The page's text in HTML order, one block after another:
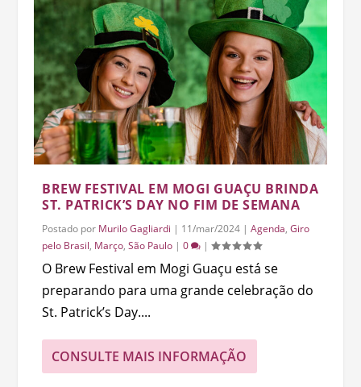
BREW FESTIVAL EM MOGI GUAÇU BRINDA
ST. PATRICK’S DAY NO FIM DE SEMANA
Postado por Murilo Gagliardi | 11/mar/2024 |Agenda,Giro
pelo Brasil, Março,São Paulo |0 |
O Brew Festival em Mogi Guaçu está se
preparando para uma grande celebração do
St. Patrick’s Day....
CONSULTE MAIS INFORMAÇÃO